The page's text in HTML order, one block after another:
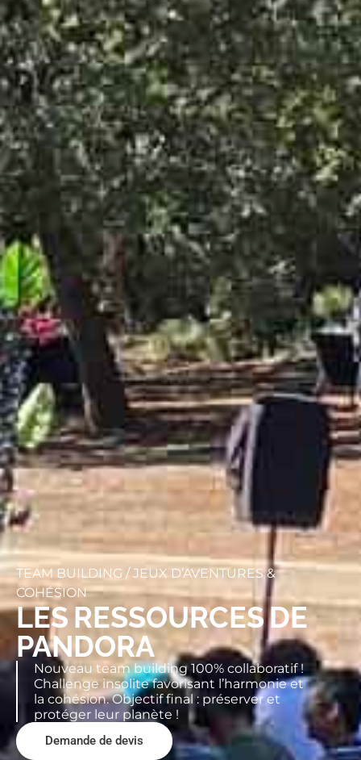
TEAM BUILDING /JEUX D’AVENTURES &
COHÉSION
LES RESSOURCES DE
PANDORA
Nouveau team building 100% collaboratif !
Challenge insolite favorisant l’harmonie et
la cohésion. Objectif final : préserver et
protéger leur planète !
Demande de devis